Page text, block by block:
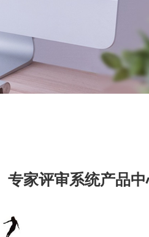
专家评审系统产品